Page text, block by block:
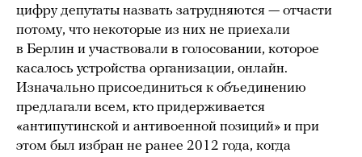
цифру депутаты назвать затрудняются — отчасти
потому, что некоторые из них не приехали
в Берлин и участвовали в голосовании, которое
касалось устройства организации, онлайн.
Изначально присоединиться к объединению
предлагали всем, кто придерживается
«антипутинской и антивоенной позиций» и при
этом был избран не ранее 2012 года, когда